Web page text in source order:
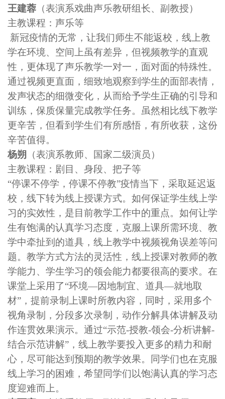
王建蓉 （表演系戏曲声乐教研组长、副教授）
主教课程：声乐等
新冠疫情的无常，让我们师生不能返校，线上教
学在环境、空间上虽有差异，但视频教学的直观
性，更体现了声乐教学一对一，面对面的特殊性。
通过视频更直面，细致地观察到学生的面部表情，
发声状态的细微变化，从而给予学生正确的引导和
训练，保质保量完成教学任务。虽然相比线下教学
更辛苦，但看到学生们有所感悟，有所收获，这份
辛苦值得。
杨朔
（表演系教师、国家二级演员）
主教课程：剧目、身段、把子等
“停课不停学，停课不停教”疫情当下，采取延迟返
校，线下转为线上授课方式。如何保证学生线上学
习的实效性，是目前教学工作中的重点。如何让学
生有饱满的认真学习态度，克服上课所需环境、教
学中牵扯到的道具，线上教学中视频视角误差等问
题。教学方式方法的灵活性，线上授课对教师的教
学能力、学生学习的领会能力都要很高的要求。在
课堂上采用了“环境—因地制宜、道具—就地取
材”，提前录制上课时所教内容，同时，采用多个
视角录制，分段多次录制，动作分解具体讲解及动
作连贯效果演示。通过“示范-授教-领会-分析讲解-
结合示范讲解”，线上教学要投入更多的精力和耐
心，尽可能达到预期的教学效果。同学们也在克服
线上学习的困难，希望同学们以饱满认真的学习态
度迎难而上。